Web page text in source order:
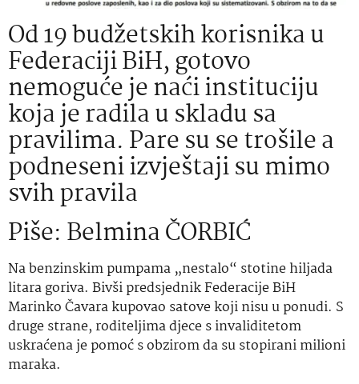
Od 19 budžetskih korisnika u
Federaciji BiH, gotovo
nemoguće je naći instituciju
koja je radila u skladu sa
pravilima. Pare su se trošile a
podneseni izvještaji su mimo
svih pravila
Piše: Belmina ČORBIĆ
Na benzinskim pumpama „nestalo“ stotine hiljada
litara goriva. Bivši predsjednik Federacije BiH
Marinko Čavara kupovao satove koji nisu u ponudi. S
druge strane, roditeljima djece s invaliditetom
uskraćena je pomoć s obzirom da su stopirani milioni
maraka.